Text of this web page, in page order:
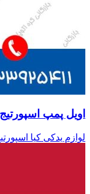
اویل پمپ اسپورتیج
لوازم یدکی کیا